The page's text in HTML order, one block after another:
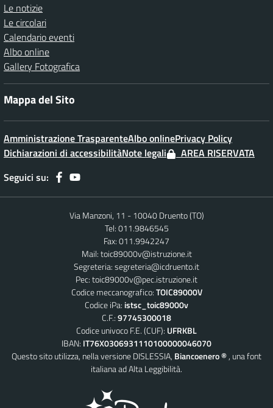
Le notizie
Le circolari
Calendario eventi
Albo online
Gallery Fotografica
Mappa del Sito
Amministrazione TrasparenteAlbo onlinePrivacy Policy
Dichiarazioni di accessibilitàNote legali
AREA RISERVATA
Seguici su:
Via Manzoni, 11 - 10040 Druento (TO)
Tel: 011.9846545
Fax: 011.9942247
Mail:toic89000v@istruzione.it
Segreteria:segreteria@icdruento.it
Pec:toic89000v@pec.istruzione.it
Codice meccanografico:TOIC89000V
Codice iPa: istsc_toic89000v
C.F.:97745300018
Codice univoco F.E. (CUF): UFRKBL
IBAN: IT76X0306931110100000046070
Questo sito utilizza, nella versione DISLESSIA, Biancoenero ®, una font
italiana ad Alta Leggibilità.